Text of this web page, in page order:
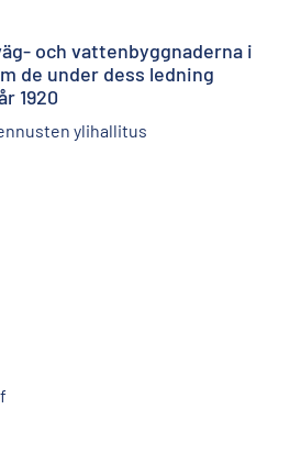
och vattenbyggnaderna i
de under dess ledning
1920
ylihallitus